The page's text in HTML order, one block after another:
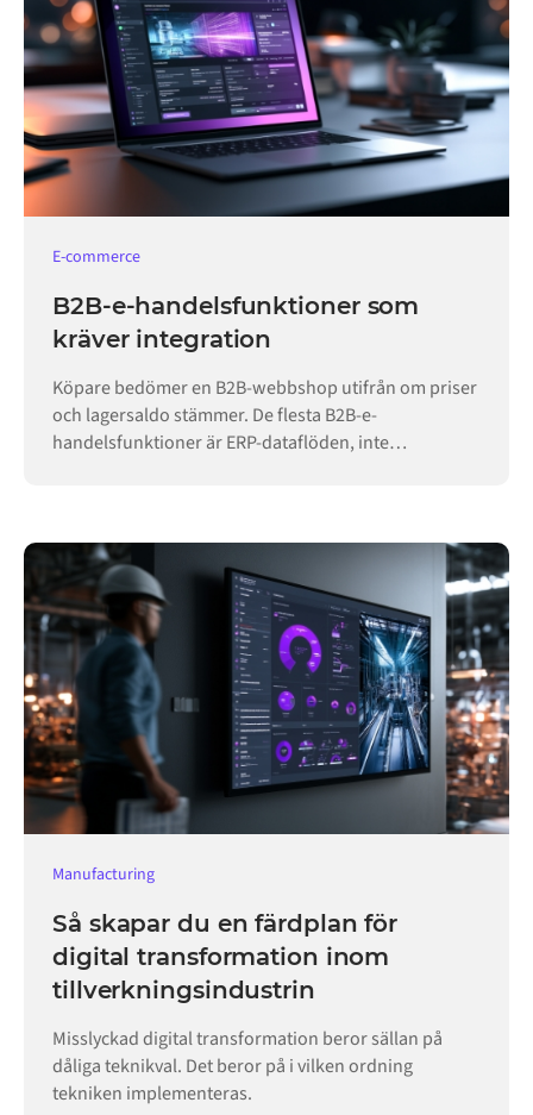
E-commerce
B2B-e-handelsfunktioner som
kräver integration
Köpare bedömer en B2B-webbshop utifrån om priser
och lagersaldo stämmer. De flesta B2B-e-
handelsfunktioner är ERP-dataflöden, inte
Manufacturing
Så skapar du en färdplan för
digital transformation inom
tillverkningsindustrin
Misslyckad digital transformation beror sällan på
dåliga teknikval. Det beror på i vilken ordning
tekniken implementeras.